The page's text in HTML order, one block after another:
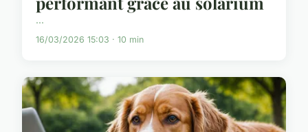
...
16/03/2026 15:03 · 10 min